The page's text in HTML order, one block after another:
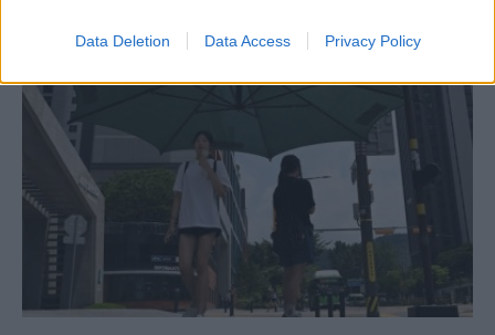
Data Deletion Data Access Privacy Policy